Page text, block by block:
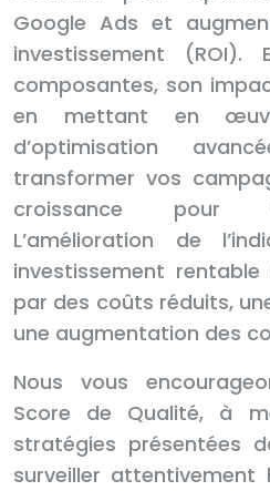
Google Ads et
investissement (ROI).
composantes, son
en mettant en
d’optimisation
transformer vos
croissance pour
L’amélioration de
investissement
par des coûts réduits,
une augmentation des
Nous vous
Score de Qualité, à
stratégies présentées
surveiller attentivement